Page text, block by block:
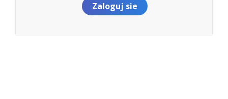
Zaloguj sie